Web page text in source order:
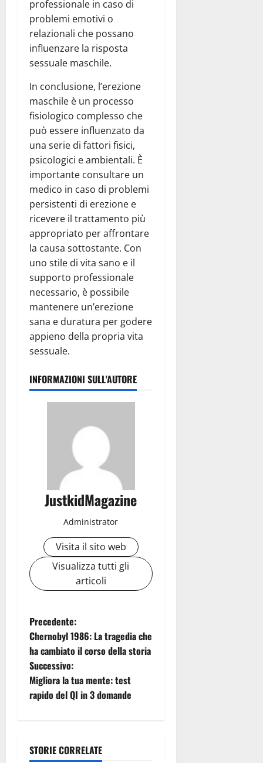
professionale in caso di
problemi emotivi o
relazionali che possano
influenzare la risposta
sessuale maschile.
In conclusione, l’erezione
maschile è un processo
fisiologico complesso che
può essere influenzato da
una serie di fattori fisici,
psicologici e ambientali. È
importante consultare un
medico in caso di problemi
persistenti di erezione e
ricevere il trattamento più
appropriato per affrontare
la causa sottostante. Con
uno stile di vita sano e il
supporto professionale
necessario, è possibile
mantenere un’erezione
sana e duratura per godere
appieno della propria vita
sessuale.
INFORMAZIONI SULL'AUTORE
JustkidMagazine
Administrator
Visita il sito web
Visualizza tutti gli
articoli
N
a
v
i
a
Precedente:
Chernobyl 1986: La tragedia che
ha cambiato il corso della storia
Successivo:
Migliora la tua mente: test
rapido del QI in 3 domande
STORIE CORRELATE